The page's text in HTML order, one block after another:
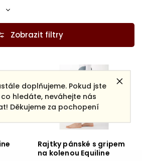
doplňujeme. Pokud jste
hledáte, neváhejte nás
Děkujeme za pochopení
Rajtky pánské s gripem
na kolenou Equiline